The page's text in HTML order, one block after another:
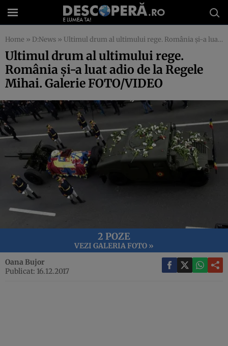
Home » D:News » Ultimul drum al ultimului rege. România şi-a luat adio de la Regele Mihai. Galerie FOTO/VIDEO
Ultimul drum al ultimului rege.
România şi-a luat adio de la Regele
Mihai. Galerie FOTO/VIDEO
2 POZE
VEZI GALERIA FOTO »
Oana Bujor
Publicat: 16.12.2017